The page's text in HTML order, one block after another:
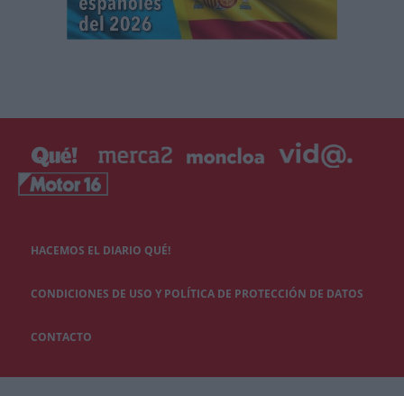
HACEMOS EL DIARIO QUÉ!
CONDICIONES DE USO Y POLÍTICA DE PROTECCIÓN DE DATOS
CONTACTO